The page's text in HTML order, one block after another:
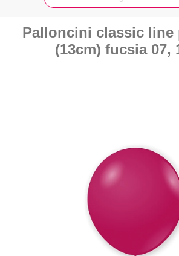
Palloncini classic line
(13cm) fucsia 07,